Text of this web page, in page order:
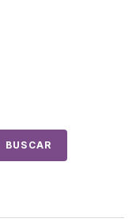
BUSCAR